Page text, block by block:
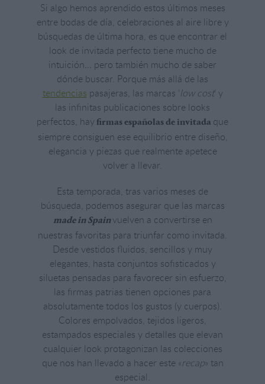
Si algo hemos aprendido estos últimos meses
entre bodas de día, celebraciones al aire libre y
búsquedas de última hora, es que encontrar el
look de invitada perfecto tiene mucho de
intuición… pero también mucho de saber
dónde buscar. Porque más allá de las
tendencias pasajeras, las marcas ‘low cost‘ y
las infinitas publicaciones sobre looks
perfectos, hayfirmas españolas de invitada que
siempre consiguen ese equilibrio entre diseño,
elegancia y piezas que realmente apetece
volver a llevar.
Esta temporada, tras varios meses de
búsqueda, podemos asegurar que las marcas
made in Spain vuelven a convertirse en
nuestras favoritas para triunfar como invitada.
Desde vestidos fluidos, sencillos y muy
elegantes, hasta conjuntos sofisticados y
siluetas pensadas para favorecer sin esfuerzo,
las firmas patrias tienen opciones para
absolutamente todos los gustos (y cuerpos).
Colores empolvados, tejidos ligeros,
estampados especiales y detalles que elevan
cualquier look protagonizan las colecciones
que nos han llevado a hacer este «recap» tan
especial.